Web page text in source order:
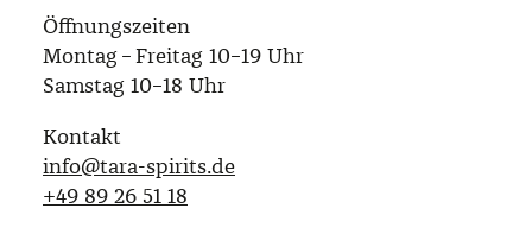
Öffnungszeiten
Montag – Freitag 10–19 Uhr
Samstag 10–18 Uhr
Kontakt
info@tara-spirits.de
‭+49 89 26 51 18‬